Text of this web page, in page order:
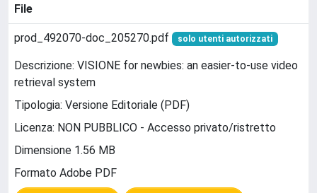
File
prod_492070-doc_205270.pdf solo utenti autorizzati
Descrizione: VISIONE for newbies: an easier-to-use video
retrieval system
Tipologia: Versione Editoriale (PDF)
Licenza: NON PUBBLICO - Accesso privato/ristretto
Dimensione 1.56 MB
Formato Adobe PDF